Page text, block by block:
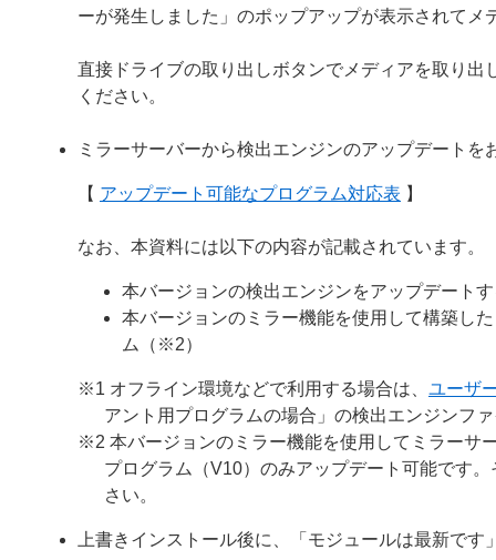
ーが発生しました」のポップアップが表示されてメ
直接ドライブの取り出しボタンでメディアを取り
ください。
ミラーサーバーから検出エンジンのアップデート
【 アップデート可能なプログラム対応表 】
なお、本資料には以下の内容が記載されています。
本バージョンの検出エンジンをアップデート
本バージョンのミラー機能を使用して構築し
ム（※2）
※1 オフライン環境などで利用する場合は、 ユーザ
アント用プログラムの場合」の検出エンジンフ
※2 本バージョンのミラー機能を使用してミラーサ
プログラム（V10）のみアップデート可能です
さい。
上書きインストール後に、「モジュールは最新です